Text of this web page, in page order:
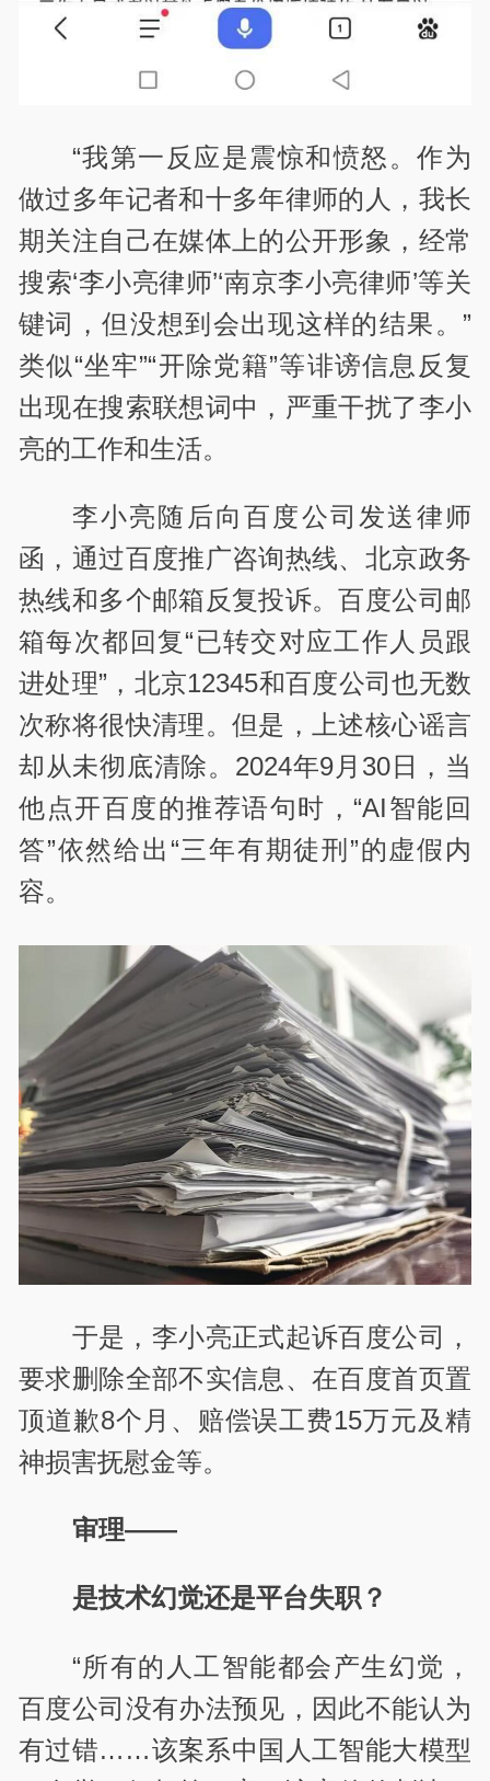
“我第一反应是震惊和愤怒。作为
做过多年记者和十多年律师的人，我长
期关注自己在媒体上的公开形象，经常
搜索‘李小亮律师’‘南京李小亮律师’等关
键词，但没想到会出现这样的结果。”
类似“坐牢”“开除党籍”等诽谤信息反复
出现在搜索联想词中，严重干扰了李小
亮的工作和生活。
李小亮随后向百度公司发送律师
函，通过百度推广咨询热线、北京政务
热线和多个邮箱反复投诉。百度公司邮
箱每次都回复“已转交对应工作人员跟
进处理”，北京12345和百度公司也无数
次称将很快清理。但是，上述核心谣言
却从未彻底清除。2024年9月30日，当
他点开百度的推荐语句时，“AI智能回
答”依然给出“三年有期徒刑”的虚假内
容。
于是，李小亮正式起诉百度公司，
要求删除全部不实信息、在百度首页置
顶道歉8个月、赔偿误工费15万元及精
神损害抚慰金等。
审理——
是技术幻觉还是平台失职？
“所有的人工智能都会产生幻觉，
百度公司没有办法预见，因此不能认为
有过错……该案系中国人工智能大模型